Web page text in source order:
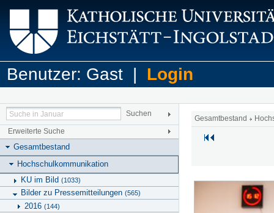
Benutzer: Gast | Login
Erweiterte Suche
Gesamtbestand
Hochschulkommunikation
KU im Bild (1033)
Bilder zu Pressemitteilungen (565)
2016 (144)
Gesamtbestand